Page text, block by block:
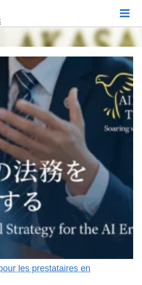
les prestataires en